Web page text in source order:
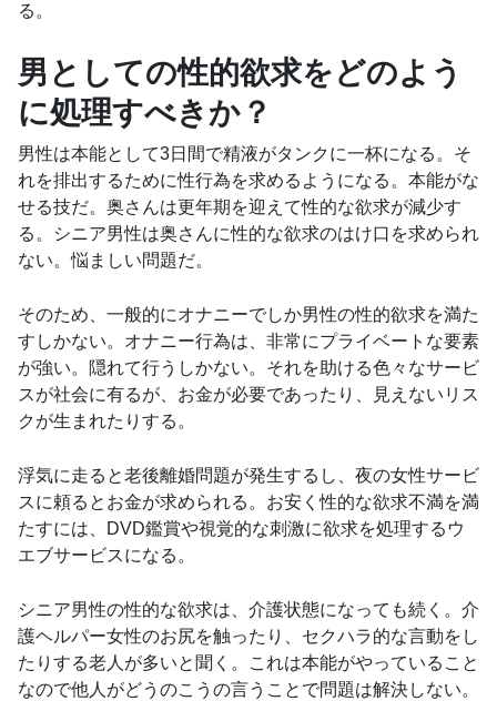
る。
男としての性的欲求をどのよう
に処理すべきか？
男性は本能として3日間で精液がタンクに一杯になる。そ
れを排出するために性行為を求めるようになる。本能がな
せる技だ。奥さんは更年期を迎えて性的な欲求が減少す
る。シニア男性は奥さんに性的な欲求のはけ口を求められ
ない。悩ましい問題だ。
そのため、一般的にオナニーでしか男性の性的欲求を満た
すしかない。オナニー行為は、非常にプライベートな要素
が強い。隠れて行うしかない。それを助ける色々なサービ
スが社会に有るが、お金が必要であったり、見えないリス
クが生まれたりする。
浮気に走ると老後離婚問題が発生するし、夜の女性サービ
スに頼るとお金が求められる。お安く性的な欲求不満を満
たすには、DVD鑑賞や視覚的な刺激に欲求を処理するウ
エブサービスになる。
シニア男性の性的な欲求は、介護状態になっても続く。介
護ヘルパー女性のお尻を触ったり、セクハラ的な言動をし
たりする老人が多いと聞く。これは本能がやっていること
なので他人がどうのこうの言うことで問題は解決しない。